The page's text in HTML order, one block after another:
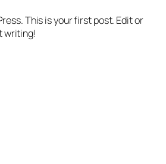
This is your first post. Edit or
writing!